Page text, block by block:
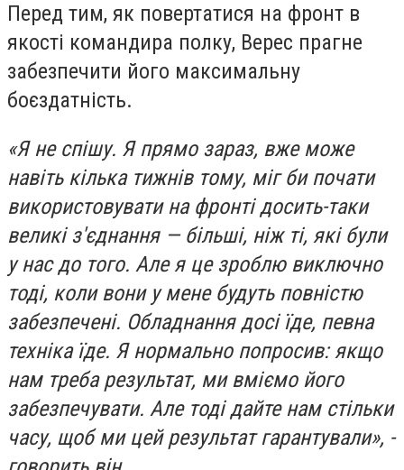
Перед тим, як повертатися на фронт в
якості командира полку, Верес прагне
забезпечити його максимальну
боєздатність.
«Я не спішу. Я прямо зараз, вже може
навіть кілька тижнів тому, міг би почати
використовувати на фронті досить-таки
великі з'єднання — більші, ніж ті, які були
у нас до того. Але я це зроблю виключно
тоді, коли вони у мене будуть повністю
забезпечені. Обладнання досі їде, певна
техніка їде. Я нормально попросив: якщо
нам треба результат, ми вміємо його
забезпечувати. Але тоді дайте нам стільки
часу, щоб ми цей результат гарантували», -